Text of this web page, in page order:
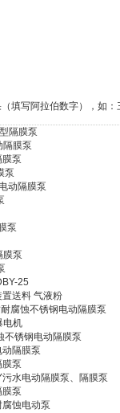
填写阿拉伯数字），如：
隔膜泵
隔膜泵
泵
泵
动隔膜泵
泵
膜泵
25
送料 气液粉
腐蚀不锈钢电动隔膜泵
电机
不锈钢电动隔膜泵
隔膜泵
泵
水电动隔膜泵、隔膜泵
泵
蚀电动泵